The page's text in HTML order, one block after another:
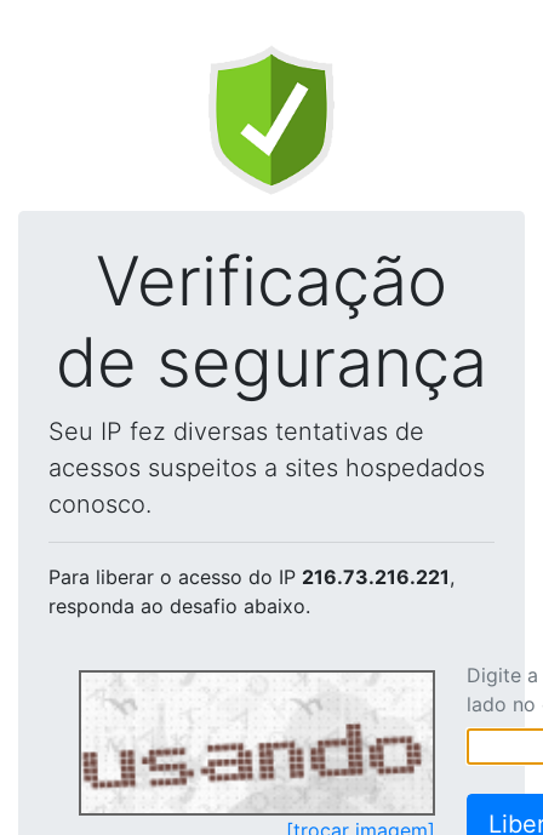
Verificação
de segurança
Seu IP fez diversas tentativas de
acessos suspeitos a sites hospedados
conosco.
Para liberar o acesso do IP 216.73.216.221,
responda ao desafio abaixo.
[trocar imagem]
Digite
lado no